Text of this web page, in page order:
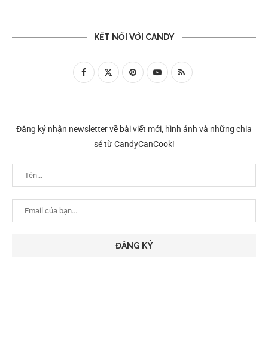
KẾT NỐI VỚI CANDY
Đăng ký nhận newsletter về bài viết mới, hình ảnh và những chia
sẻ từ CandyCanCook!